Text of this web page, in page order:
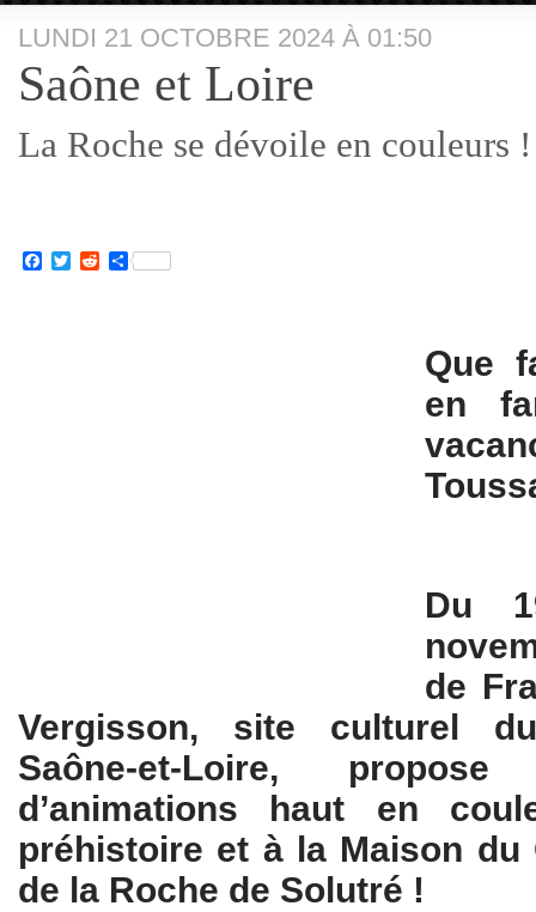
LUNDI 21 OCTOBRE 2024 À 01:50
Saône et Loire
La Roche se dévoile en couleurs !
Facebook
TwitterRedditPartager
Que
en
Du
de
Vergisson, site culturel
Saône-et-Loire,
d’animations haut en
préhistoire et à la Maison du
de la Roche de Solutré !